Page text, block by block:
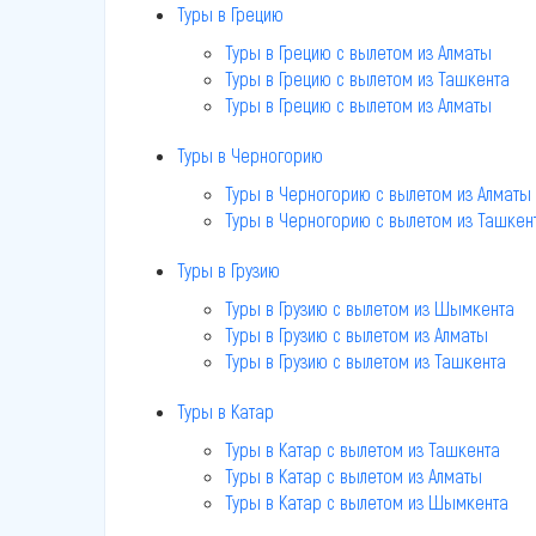
Туры в Грецию
Туры в Грецию c вылетом из Алматы
Туры в Грецию c вылетом из Ташкента
Туры в Грецию c вылетом из Алматы
Туры в Черногорию
Туры в Черногорию c вылетом из Алматы
Туры в Черногорию c вылетом из
Туры в Грузию
Туры в Грузию c вылетом из Шымкента
Туры в Грузию c вылетом из Алматы
Туры в Грузию c вылетом из Ташкента
Туры в Катар
Туры в Катар c вылетом из Ташкента
Туры в Катар c вылетом из Алматы
Туры в Катар c вылетом из Шымкента